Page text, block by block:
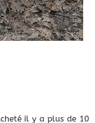
il y a plus de 10